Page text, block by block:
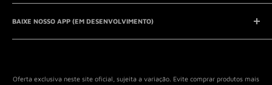
Entrar em contato
QUEM SOMOS?
Aviso Legal
Política de Privacidade
Política de Reembolso
Termos de Serviço
BAIXE NOSSO APP (EM DESENVOLVIMENTO)
Oferta exclusiva neste site oficial, sujeita a variação. Evite comprar produtos mais